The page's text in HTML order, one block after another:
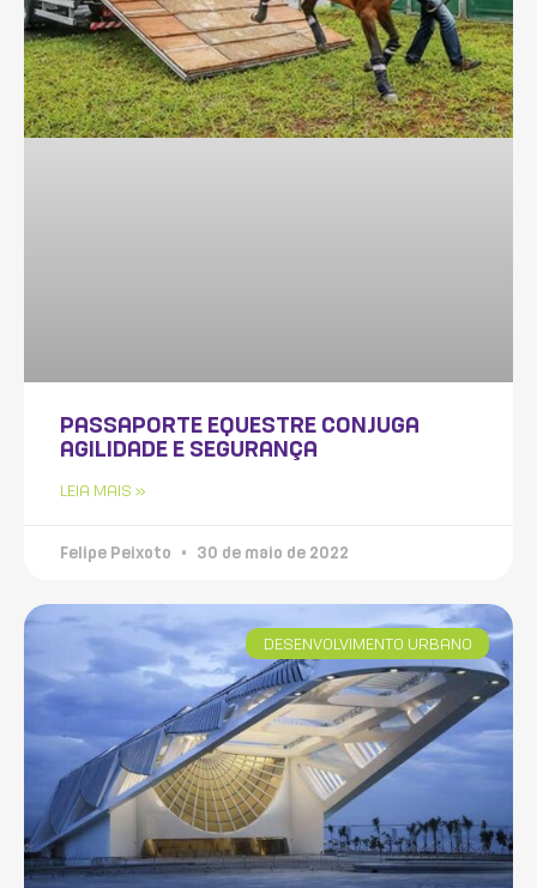
PASSAPORTE EQUESTRE CONJUGA
AGILIDADE E SEGURANÇA
LEIA MAIS »
Felipe Peixoto 30 de maio de 2022
DESENVOLVIMENTO URBANO